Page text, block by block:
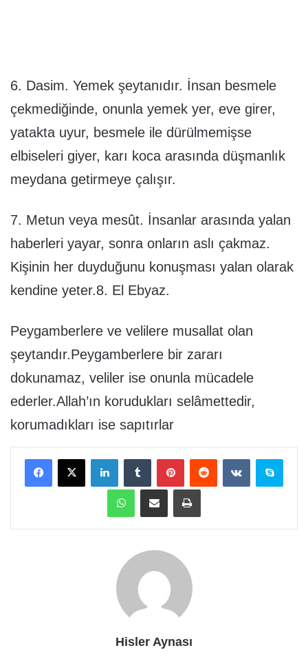
6. Dasim. Yemek şeytanıdır. İnsan besmele
çekmediğinde, onunla yemek yer, eve girer,
yatakta uyur, besmele ile dürülmemişse
elbiseleri giyer, karı koca arasında düşmanlık
meydana getirmeye çalışır.
7. Metun veya mesût. İnsanlar arasında yalan
haberleri yayar, sonra onların aslı çakmaz.
Kişinin her duyduğunu konuşması yalan olarak
kendine yeter.8. El Ebyaz.
Peygamberlere ve velilere musallat olan
şeytandır.Peygamberlere bir zararı
dokunamaz, veliler ise onunla mücadele
ederler.Allah’ın korudukları selâmettedir,
korumadıkları ise sapıtırlar
FacebookX LinkedInTumblr PinterestReddit VKontakteSkype
WhatsAppE-Posta ile paylaş Yazdır
Hisler Aynası